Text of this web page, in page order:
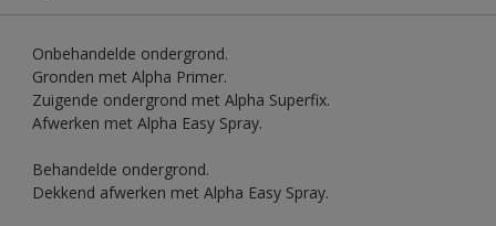
Onbehandelde ondergrond.
Gronden met Alpha Primer.
Zuigende ondergrond met Alpha Superfix.
Afwerken met Alpha Easy Spray.
Behandelde ondergrond.
Dekkend afwerken met Alpha Easy Spray.